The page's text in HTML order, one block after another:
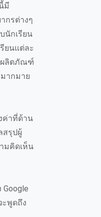
มี
กรต่างๆ
นักเรียน
ยนแต่ละ
ผลิตภัณฑ์
มากมาย
ค่าที่ด้าน
สรุปผู้
มคิดเห็น
ะพูดถึง